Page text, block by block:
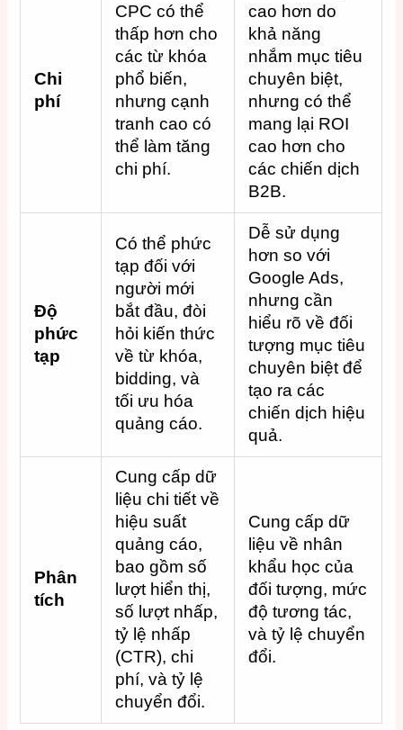
Chi
phí
CPC có thể
thấp hơn cho
các từ khóa
phổ biến,
nhưng cạnh
tranh cao có
thể làm tăng
chi phí.
cao hơn do
khả năng
nhắm mục tiêu
chuyên biệt,
nhưng có thể
mang lại ROI
cao hơn cho
các chiến dịch
B2B.
Độ
phức
tạp
Có thể phức
tạp đối với
người mới
bắt đầu, đòi
hỏi kiến thức
về từ khóa,
bidding, và
tối ưu hóa
quảng cáo.
Dễ sử dụng
hơn so với
Google Ads,
nhưng cần
hiểu rõ về đối
tượng mục tiêu
chuyên biệt để
tạo ra các
chiến dịch hiệu
quả.
Phân
tích
Cung cấp dữ
liệu chi tiết về
hiệu suất
quảng cáo,
bao gồm số
lượt hiển thị,
số lượt nhấp,
tỷ lệ nhấp
(CTR), chi
phí, và tỷ lệ
chuyển đổi.
Cung cấp dữ
liệu về nhân
khẩu học của
đối tượng, mức
độ tương tác,
và tỷ lệ chuyển
đổi.